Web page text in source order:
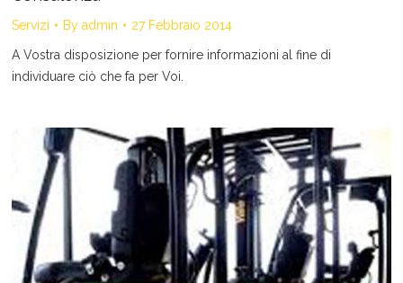
Servizi By admin 27 Febbraio 2014
A Vostra disposizione per fornire informazioni al fine di
individuare ciò che fa per Voi.